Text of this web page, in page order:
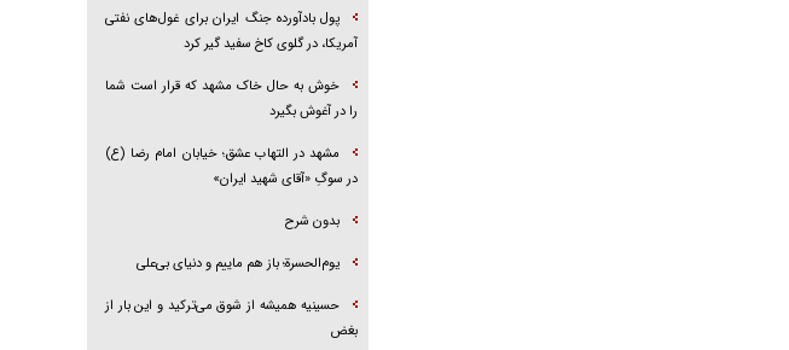
پول بادآورده جنگ ایران برای غول‌های نفتی
آمریکا، در گلوی کاخ سفید گیر کرد
خوش به حال خاک مشهد که قرار است شما
را در آغوش بگیرد
مشهد در التهاب عشق؛ خیابان امام رضا (ع)
در سوگِ «آقای شهید ایران»
بدون شرح
یوم‌الحسرة؛ باز هم ماییم و دنیای بی‌علی
حسینیه همیشه از شوق می‌ترکید و این بار از
بغض